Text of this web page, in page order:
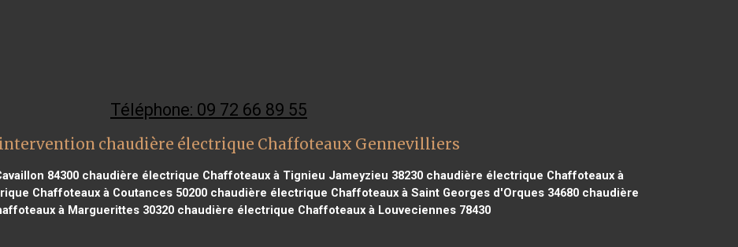
Téléphone: 09 72 66 89 55
chaudière électrique Chaffoteaux Gennevilliers
84300 chaudière électrique Chaffoteaux à Tignieu Jameyzieu 38230 chaudière électrique Chaffoteaux à
Chaffoteaux à Coutances 50200chaudière électrique Chaffoteaux à Saint Georges d'Orques 34680chaudière
à Marguerittes 30320 chaudière électrique Chaffoteaux à Louveciennes 78430